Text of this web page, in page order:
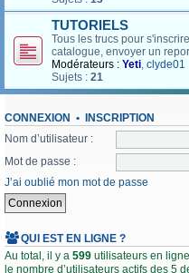
TUTORIELS
Tous les trucs pour
catalogue, envoyer un
Modérateurs : Yeti, clyde01
Sujets : 21
CONNEXION • INSCRIPTION
Nom d’utilisateur :
Mot de passe :
J’ai oublié mon mot de passe
QUI EST EN LIGNE ?
Au total, il y a 599 utilisateurs en
le nombre d’utilisateurs actifs des 5